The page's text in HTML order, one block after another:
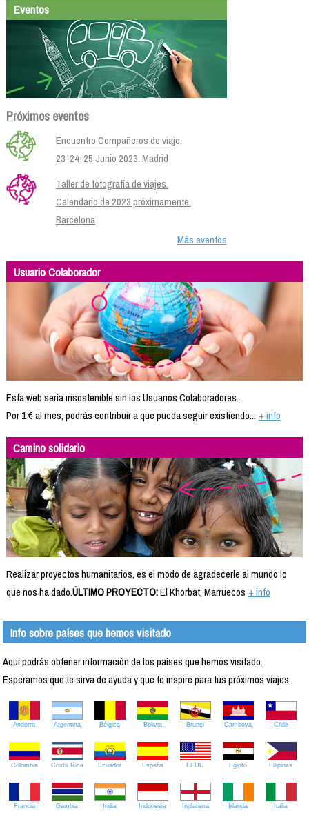
Eventos
Próximos eventos
Encuentro Compañeros de viaje.
23-24-25 Junio 2023. Madrid
Taller de fotografía de viajes.
Calendario de 2023 próximamente.
Barcelona
Más eventos
Usuario Colaborador
Esta web sería insostenible sin los Usuarios Colaboradores.
Por 1 € al mes, podrás contribuir a que pueda seguir existiendo... + info
Camino solidario
Realizar proyectos humanitarios, es el modo de agradecerle al mundo lo
que nos ha dado.ÚLTIMO PROYECTO:El Khorbat, Marruecos + info
Info sobre países que hemos visitado
Aquí podrás obtener información de los países que hemos visitado.
Esperamos que te sirva de ayuda y que te inspire para tus próximos viajes.
Andorra Argentina Bélgica Bolivia Brunei Camboya Chile
Colombia Costa Rica Ecuador España EEUU Egipto Filipinas
Francia Gambia India Indonesia Inglaterra Irlanda Italia